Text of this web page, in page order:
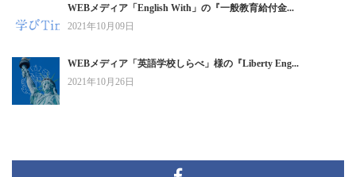
WEBメディア「English With」の『一般教育給付金...
2021年10月09日
WEBメディア「英語学校しらべ」様の『Liberty Eng...
2021年10月26日